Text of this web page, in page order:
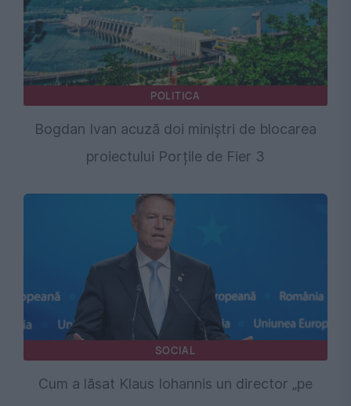
POLITICA
Bogdan Ivan acuză doi miniștri de blocarea
proiectului Porțile de Fier 3
SOCIAL
Cum a lăsat Klaus Iohannis un director „pe